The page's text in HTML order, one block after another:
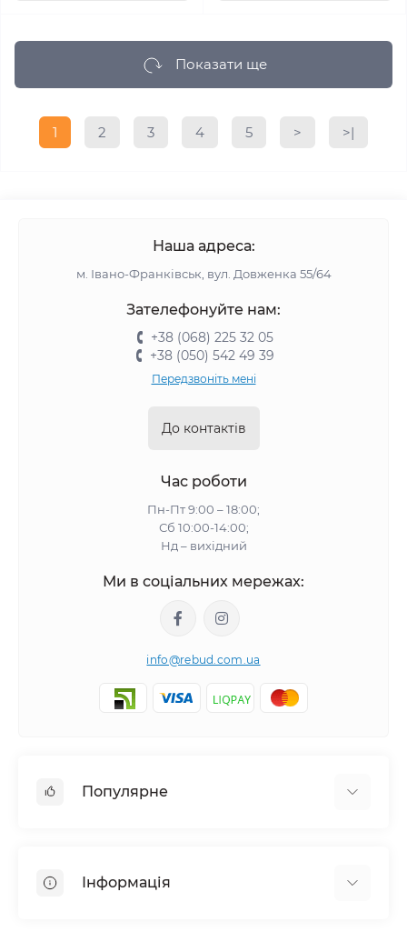
Показати ще
1 2 3 4 5 > >|
Наша адреса:
м. Івано-Франківськ, вул. Довженка 55/64
Зателефонуйте нам:
+38 (068) 225 32 05
+38 (050) 542 49 39
Передзвоніть мені
До контактів
Час роботи
Пн-Пт 9:00 – 18:00;
Сб 10:00-14:00;
Нд – вихідний
Ми в соціальних мережах:
info@rebud.com.ua
Популярне
Гіпсокартонні системи
Інформація